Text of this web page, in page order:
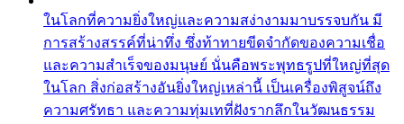
ในโลกที่ความยิ่งใหญ่และความสง่างามมาบรรจบกัน มี
การสร้างสรรค์ที่น่าทึ่ง ซึ่งท้าทายขีดจำกัดของความเชื่อ
และความสำเร็จของมนุษย์ นั่นคือพระพุทธรูปที่ใหญ่ที่สุด
ในโลก สิ่งก่อสร้างอันยิ่งใหญ่เหล่านี้ เป็นเครื่องพิสูจน์ถึง
ความศรัทธา และความทุ่มเทที่ฝังรากลึกในวัฒนธรรม